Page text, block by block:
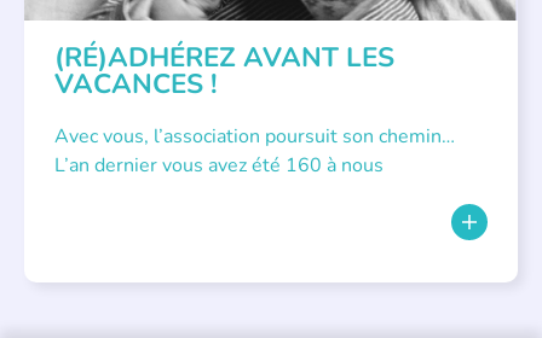
(RÉ)ADHÉREZ AVANT LES
VACANCES !
Avec vous, l’association poursuit son chemin…
L’an dernier vous avez été 160 à nous